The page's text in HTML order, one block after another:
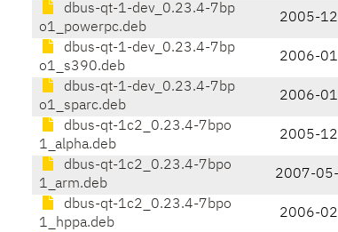
dbus-qt-1-dev_0.23.4-7bp
o1_powerpc.deb
2005-
dbus-qt-1-dev_0.23.4-7bp
o1_s390.deb
2006-
dbus-qt-1-dev_0.23.4-7bp
o1_sparc.deb
2006-
dbus-qt-1c2_0.23.4-7bpo
1_alpha.deb
2005-
dbus-qt-1c2_0.23.4-7bpo
1_arm.deb
2007-05-
dbus-qt-1c2_0.23.4-7bpo
1_hppa.deb
2006-